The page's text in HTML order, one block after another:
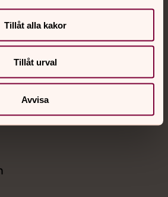
Tillåt alla kakor
Tillåt urval
Avvisa
och nätter.